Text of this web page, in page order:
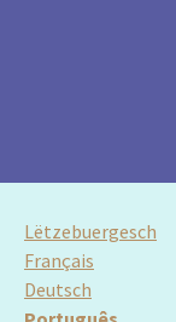
Lëtzebuergesch
Français
Deutsch